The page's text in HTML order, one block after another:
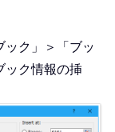
ック」＞「ブッ
ック情報の挿